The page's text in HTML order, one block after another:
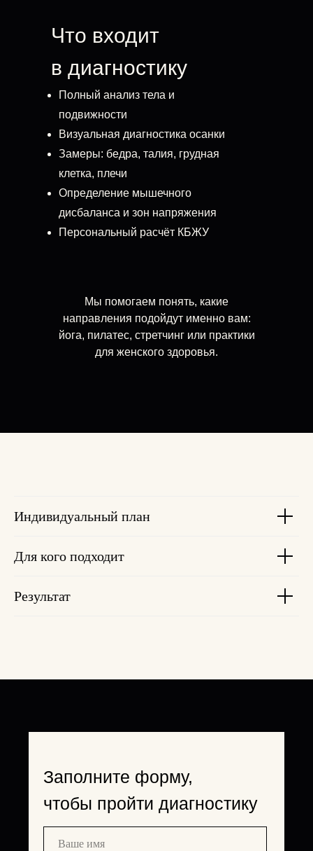
Мы помогаем понять, какие
направления подойдут именно вам:
йога, пилатес, стретчинг или практики
для женского здоровья.
Полный анализ тела и
подвижности
Визуальная диагностика осанки
Замеры: бедра, талия, грудная
клетка, плечи
Определение мышечного
дисбаланса и зон напряжения
Персональный расчёт КБЖУ
Что входит
в диагностику
Индивидуальный план
Для кого подходит
Результат
Заполните форму,
чтобы пройти диагностику